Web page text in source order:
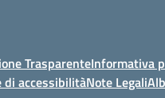
TrasparenteInformativa
di accessibilitàNote Legali